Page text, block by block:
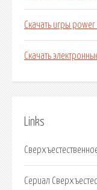
Скачать игры
Скачать
Links
Сериал